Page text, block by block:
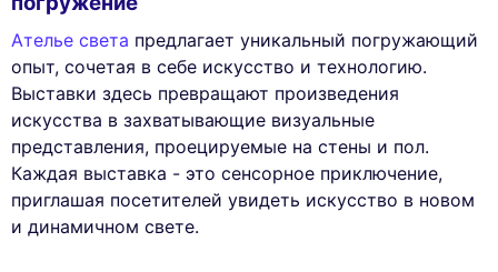
Ателье света предлагает уникальный погружающий
опыт, сочетая в себе искусство и технологию.
Выставки здесь превращают произведения
искусства в захватывающие визуальные
представления, проецируемые на стены и пол.
Каждая выставка - это сенсорное приключение,
приглашая посетителей увидеть искусство в новом
и динамичном свете.